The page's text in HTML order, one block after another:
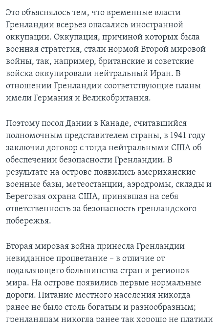
Это объяснялось тем, что временные власти
Гренландии всерьез опасались иностранной
оккупации. Оккупация, причиной которых была
военная стратегия, стали нормой Второй мировой
войны, так, например, британские и советские
войска оккупировали нейтральный Иран. В
отношении Гренландии соответствующие планы
имели Германия и Великобритания.
Поэтому посол Дании в Канаде, считавшийся
полномочным представителем страны, в 1941 году
заключил договор с тогда нейтральными США об
обеспечении безопасности Гренландии. В
результате на острове появились американские
военные базы, метеостанции, аэродромы, склады и
Береговая охрана США, принявшая на себя
ответственность за безопасность гренландского
побережья.
Вторая мировая война принесла Гренландии
невиданное процветание – в отличие от
подавляющего большинства стран и регионов
мира. На острове появились первые нормальные
дороги. Питание местного населения никогда
ранее не было столь богатым и разнообразным;
гренландцам никогда ранее так хорошо не платили